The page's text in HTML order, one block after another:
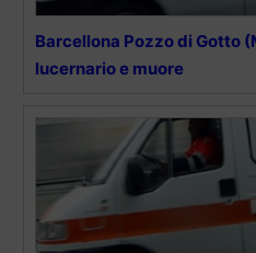
Barcellona Pozzo di Gotto
lucernario e muore